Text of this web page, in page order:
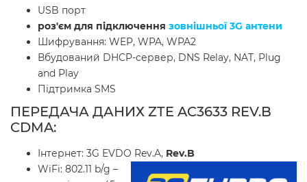
USB порт
роз'єм для підключення зовнішньої 3G антени
Шифрування: WEP, WPA, WPA2
Вбудований DHCP-сервер, DNS Relay, NAT, Plug
and Play
Підтримка SMS
ПЕРЕДАЧА ДАНИХ ZTE AC3633 REV.B
CDMA:
Інтернет: 3G EVDO Rev.A, Rev.B
WiFi: 802.11 b/g –